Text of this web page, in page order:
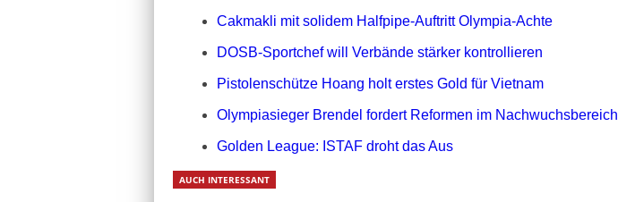
Cakmakli mit solidem Halfpipe-Auftritt Olympia-Achte
DOSB-Sportchef will Verbände stärker kontrollieren
Pistolenschütze Hoang holt erstes Gold für Vietnam
Olympiasieger Brendel fordert Reformen im Nachwuchsbereich
Golden League: ISTAF droht das Aus
AUCH INTERESSANT